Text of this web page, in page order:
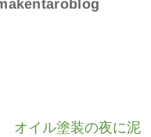
オイル塗装の夜に泥